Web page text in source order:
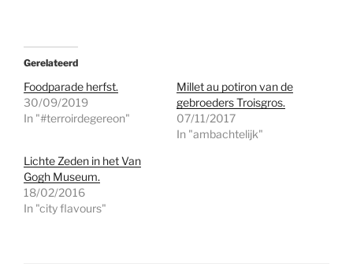
Gerelateerd
Foodparade herfst.
30/09/2019
In "#terroirdegereon"
Millet au potiron van de
gebroeders Troisgros.
07/11/2017
In "ambachtelijk"
Lichte Zeden in het Van
Gogh Museum.
18/02/2016
In "city flavours"